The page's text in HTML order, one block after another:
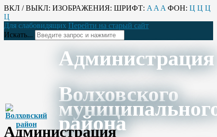
ВКЛ / ВЫКЛ: ИЗОБРАЖЕНИЯ: ШРИФТ: A A A ФОН: Ц Ц Ц
Ц
Для слабовидящих Перейти на старый сайт
Искать...
Администрация
Волховского
района
Администрация